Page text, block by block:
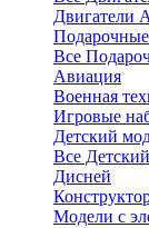
Двигатели
Все
Авиация
Военная
Игровые
Детский
Все
Дисней
Модели с